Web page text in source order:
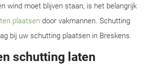
wind moet blijven staan, is het belangrijk
plaatsen door vakmannen. Schutting
bij uw schutting plaatsen in Breskens.
schutting laten